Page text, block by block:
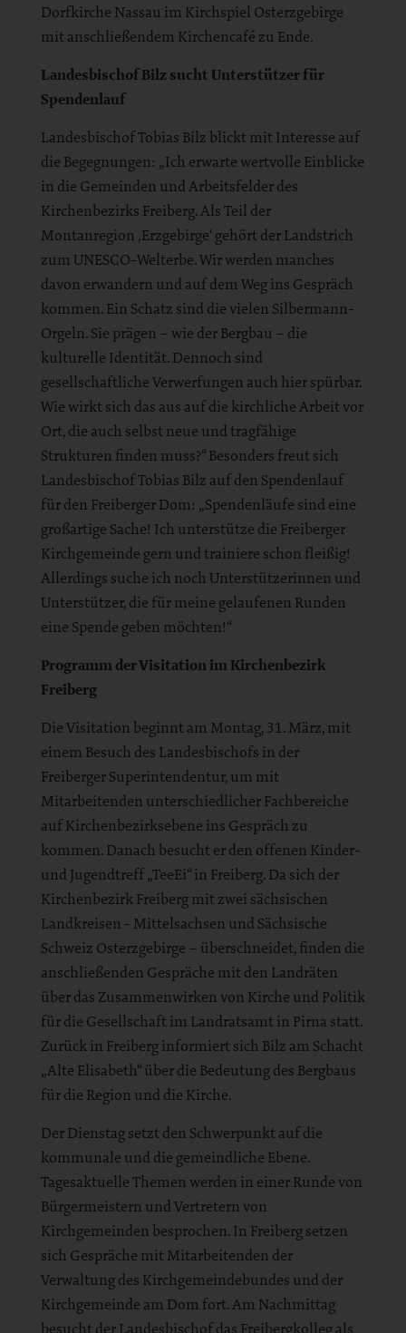
Dorfkirche Nassau im Kirchspiel Osterzgebirge
mit anschließendem Kirchencafé zu Ende.
Landesbischof Bilz sucht Unterstützer für
Spendenlauf
Landesbischof Tobias Bilz blickt mit Interesse auf
die Begegnungen: „Ich erwarte wertvolle Einblicke
in die Gemeinden und Arbeitsfelder des
Kirchenbezirks Freiberg. Als Teil der
Montanregion ‚Erzgebirge‘ gehört der Landstrich
zum UNESCO-Welterbe. Wir werden manches
davon erwandern und auf dem Weg ins Gespräch
kommen. Ein Schatz sind die vielen Silbermann-
Orgeln. Sie prägen – wie der Bergbau – die
kulturelle Identität. Dennoch sind
gesellschaftliche Verwerfungen auch hier spürbar.
Wie wirkt sich das aus auf die kirchliche Arbeit vor
Ort, die auch selbst neue und tragfähige
Strukturen finden muss?“ Besonders freut sich
Landesbischof Tobias Bilz auf den Spendenlauf
für den Freiberger Dom: „Spendenläufe sind eine
großartige Sache! Ich unterstütze die Freiberger
Kirchgemeinde gern und trainiere schon fleißig!
Allerdings suche ich noch Unterstützerinnen und
Unterstützer, die für meine gelaufenen Runden
eine Spende geben möchten!“
Programm der Visitation im Kirchenbezirk
Freiberg
Die Visitation beginnt am Montag, 31. März, mit
einem Besuch des Landesbischofs in der
Freiberger Superintendentur, um mit
Mitarbeitenden unterschiedlicher Fachbereiche
auf Kirchenbezirksebene ins Gespräch zu
kommen. Danach besucht er den offenen Kinder-
und Jugendtreff „TeeEi“ in Freiberg. Da sich der
Kirchenbezirk Freiberg mit zwei sächsischen
Landkreisen - Mittelsachsen und Sächsische
Schweiz Osterzgebirge – überschneidet, finden die
anschließenden Gespräche mit den Landräten
über das Zusammenwirken von Kirche und Politik
für die Gesellschaft im Landratsamt in Pirna statt.
Zurück in Freiberg informiert sich Bilz am Schacht
„Alte Elisabeth“ über die Bedeutung des Bergbaus
für die Region und die Kirche.
Der Dienstag setzt den Schwerpunkt auf die
kommunale und die gemeindliche Ebene.
Tagesaktuelle Themen werden in einer Runde von
Bürgermeistern und Vertretern von
Kirchgemeinden besprochen. In Freiberg setzen
sich Gespräche mit Mitarbeitenden der
Verwaltung des Kirchgemeindebundes und der
Kirchgemeinde am Dom fort. Am Nachmittag
besucht der Landesbischof das Freibergkolleg als